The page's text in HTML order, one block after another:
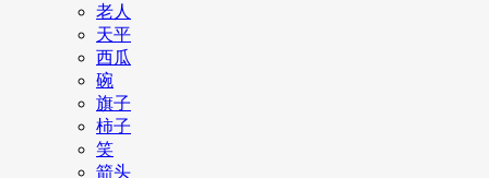
老人
天平
西瓜
碗
旗子
柿子
笑
箭头